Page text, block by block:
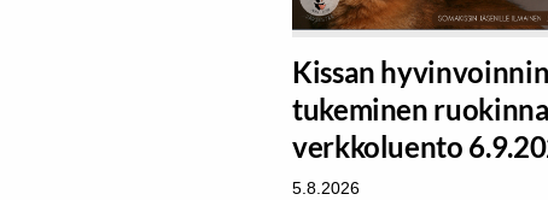
Kissan hyvinvoinnin
tukeminen
verkkoluento
5.8.2026